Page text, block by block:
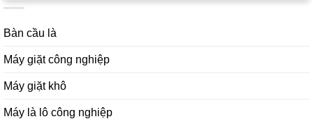
Bàn cầu là
Máy giặt công nghiệp
Máy giặt khô
Máy là lô công nghiệp